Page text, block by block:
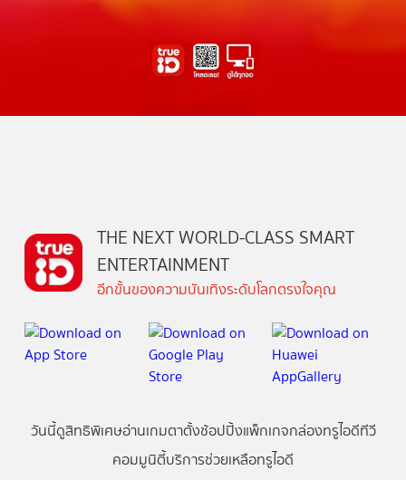
THE NEXT WORLD-CLASS SMART
ENTERTAINMENT
อีกขั้นของความบันเทิงระดับโลกตรงใจคุณ
วันนี้ดูสิทธิพิเศษอ่านเกมตาตั้งช้อปปิ้งแพ็กเกจกล่องทรูไอดีทีวี
คอมมูนิตี้บริการช่วยเหลือทรูไอดี